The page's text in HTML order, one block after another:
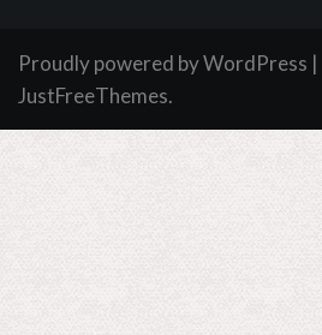
Proudly powered by WordPress |
JustFreeThemes.